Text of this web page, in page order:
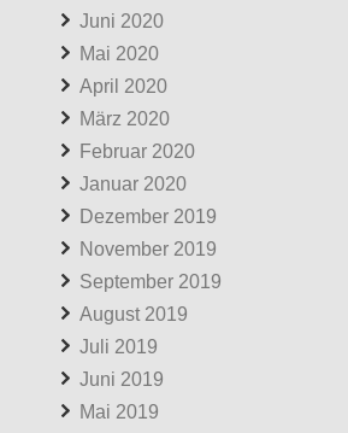
Juni 2020
Mai 2020
April 2020
März 2020
Februar 2020
Januar 2020
Dezember 2019
November 2019
September 2019
August 2019
Juli 2019
Juni 2019
Mai 2019